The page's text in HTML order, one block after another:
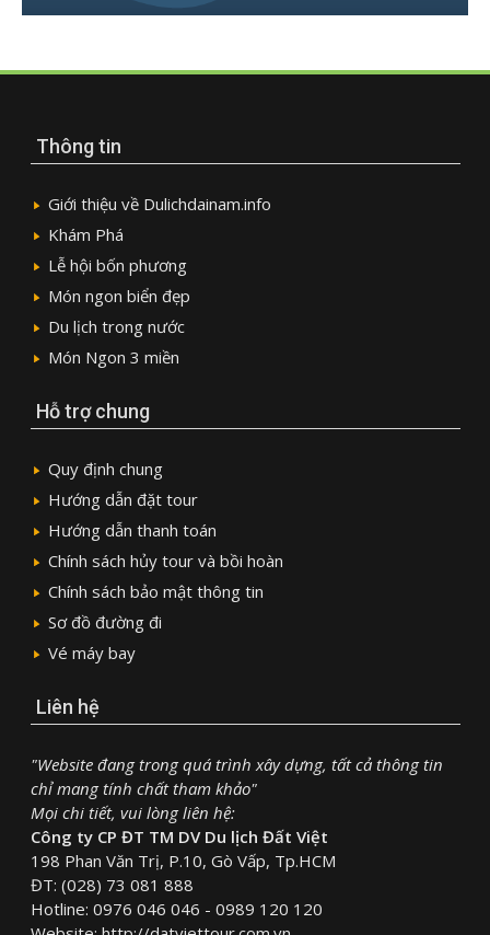
Thông tin
Giới thiệu về Dulichdainam.info
Khám Phá
Lễ hội bốn phương
Món ngon biển đẹp
Du lịch trong nước
Món Ngon 3 miền
Hỗ trợ chung
Quy định chung
Hướng dẫn đặt tour
Hướng dẫn thanh toán
Chính sách hủy tour và bồi hoàn
Chính sách bảo mật thông tin
Sơ đồ đường đi
Vé máy bay
Liên hệ
"Website đang trong quá trình xây dựng, tất cả thông tin
chỉ mang tính chất tham khảo"
Mọi chi tiết, vui lòng liên hệ:
Công ty CP ĐT TM DV Du lịch Đất Việt
198 Phan Văn Trị, P.10, Gò Vấp, Tp.HCM
ĐT: (028) 73 081 888
Hotline: 0976 046 046 - 0989 120 120